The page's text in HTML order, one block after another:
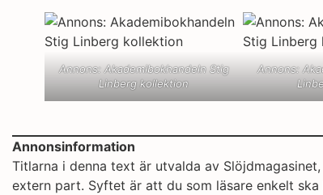
Annons: Akademibokhandeln Stig
Linberg kollektion
Annons:
Annonsinformation
Titlarna i denna text är utvalda av
extern part. Syftet är att du som läsare enkelt